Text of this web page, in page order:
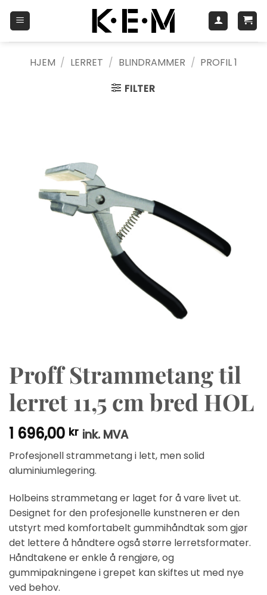
HJEM / LERRET / BLINDRAMMER / PROFIL 1
FILTER
Proff Strammetang til
lerret 11,5 cm bred HOL
1 696,00 kr ink. MVA
Profesjonell strammetang i lett, men solid
aluminiumlegering.
Holbeins strammetang er laget for å vare livet ut.
Designet for den profesjonelle kunstneren er den
utstyrt med komfortabelt gummihåndtak som gjør
det lettere å håndtere også større lerretsformater.
Håndtakene er enkle å rengjøre, og
gummipakningene i grepet kan skiftes ut med nye
ved behov.